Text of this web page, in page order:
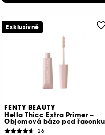
FENTY BEAUTY
Hella Thicc Extra Primer –
Objemová báze pod řasenku
26
Exkluzivně